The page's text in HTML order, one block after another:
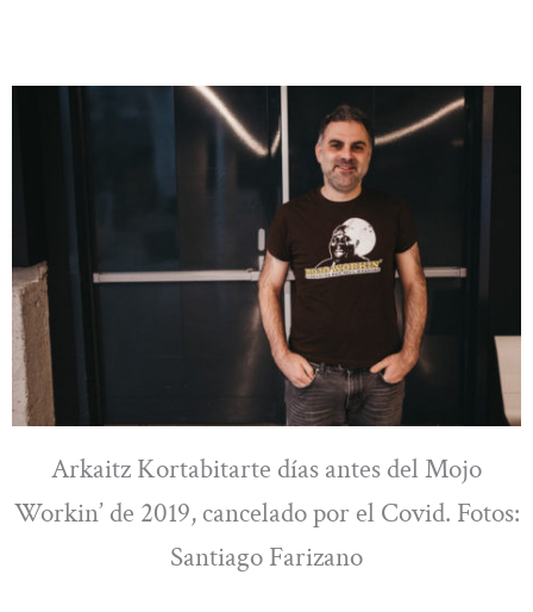
Arkaitz Kortabitarte días antes del Mojo
Workin’ de 2019, cancelado por el Covid. Fotos:
Santiago Farizano